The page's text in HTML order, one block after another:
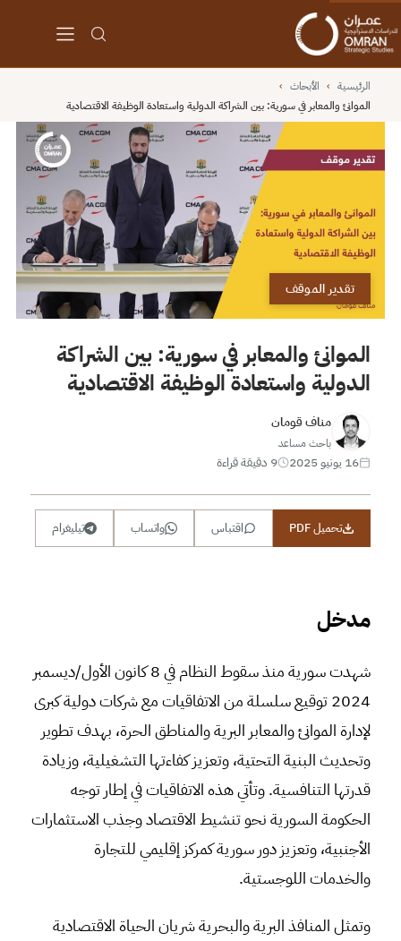
الرئيسية › الأبحاث ›
الموانئ والمعابر في سورية: بين الشراكة الدولية واستعادة الوظيفة الاقتصادية
تقدير الموقف
الموانئ والمعابر في سورية: بين الشراكة
الدولية واستعادة الوظيفة الاقتصادية
مناف قومان
باحث مساعد
16 يونيو 2025 9 دقيقة قراءة
تحميل PDF اقتباس واتساب تيليغرام
مدخل
شهدت سورية منذ سقوط النظام في 8 كانون الأول/ديسمبر
2024 توقيع سلسلة من الاتفاقيات مع شركات دولية كبرى
لإدارة الموانئ والمعابر البرية والمناطق الحرة، بهدف تطوير
وتحديث البنية التحتية، وتعزيز كفاءتها التشغيلية، وزيادة
قدرتها التنافسية. وتأتي هذه الاتفاقيات في إطار توجه
الحكومة السورية نحو تنشيط الاقتصاد وجذب الاستثمارات
الأجنبية، وتعزيز دور سورية كمركز إقليمي للتجارة
والخدمات اللوجستية.
وتمثل المنافذ البرية والبحرية شريان الحياة الاقتصادية